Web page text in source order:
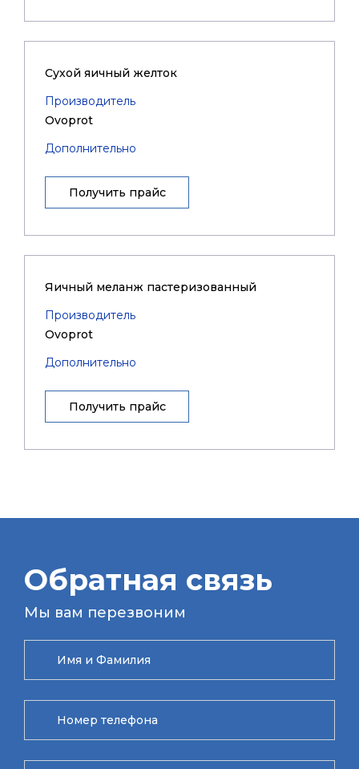
Сухой яичный желток
Производитель
Ovoprot
Дополнительно
Получить прайс
Яичный меланж пастеризованный
Производитель
Ovoprot
Дополнительно
Получить прайс
Обратная связь
Мы вам перезвоним